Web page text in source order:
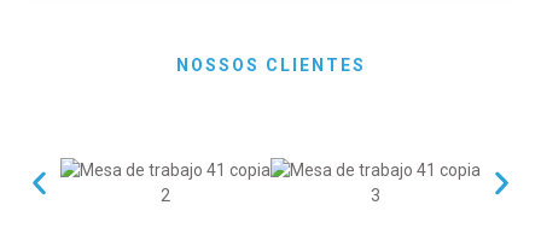
NOSSOS CLIENTES